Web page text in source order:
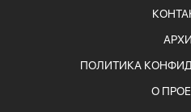
ПОЛИТИКА
О